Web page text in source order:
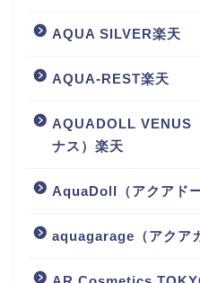
AQUA SILVER楽天
AQUA-REST楽天
AQUADOLL VENUS
ナス）楽天
AquaDoll（アクアド
aquagarage（アクア